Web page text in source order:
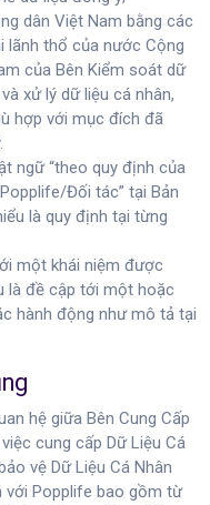
dân Việt Nam bằng các
lãnh thổ của nước Cộng
của Bên Kiểm soát dữ
xử lý dữ liệu cá nhân,
hợp với mục đích đã
ngữ “theo quy định của
Đối tác” tại Bản
là quy định tại từng
một khái niệm được
là đề cập tới một hoặc
hành động như mô tả tại
hệ giữa Bên Cung Cấp
cung cấp Dữ Liệu Cá
vệ Dữ Liệu Cá Nhân
với Popplife bao gồm từ